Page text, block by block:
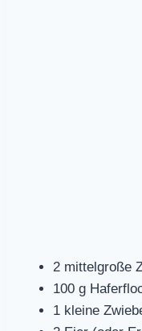
2 mittelgroße
100 g
1 kleine